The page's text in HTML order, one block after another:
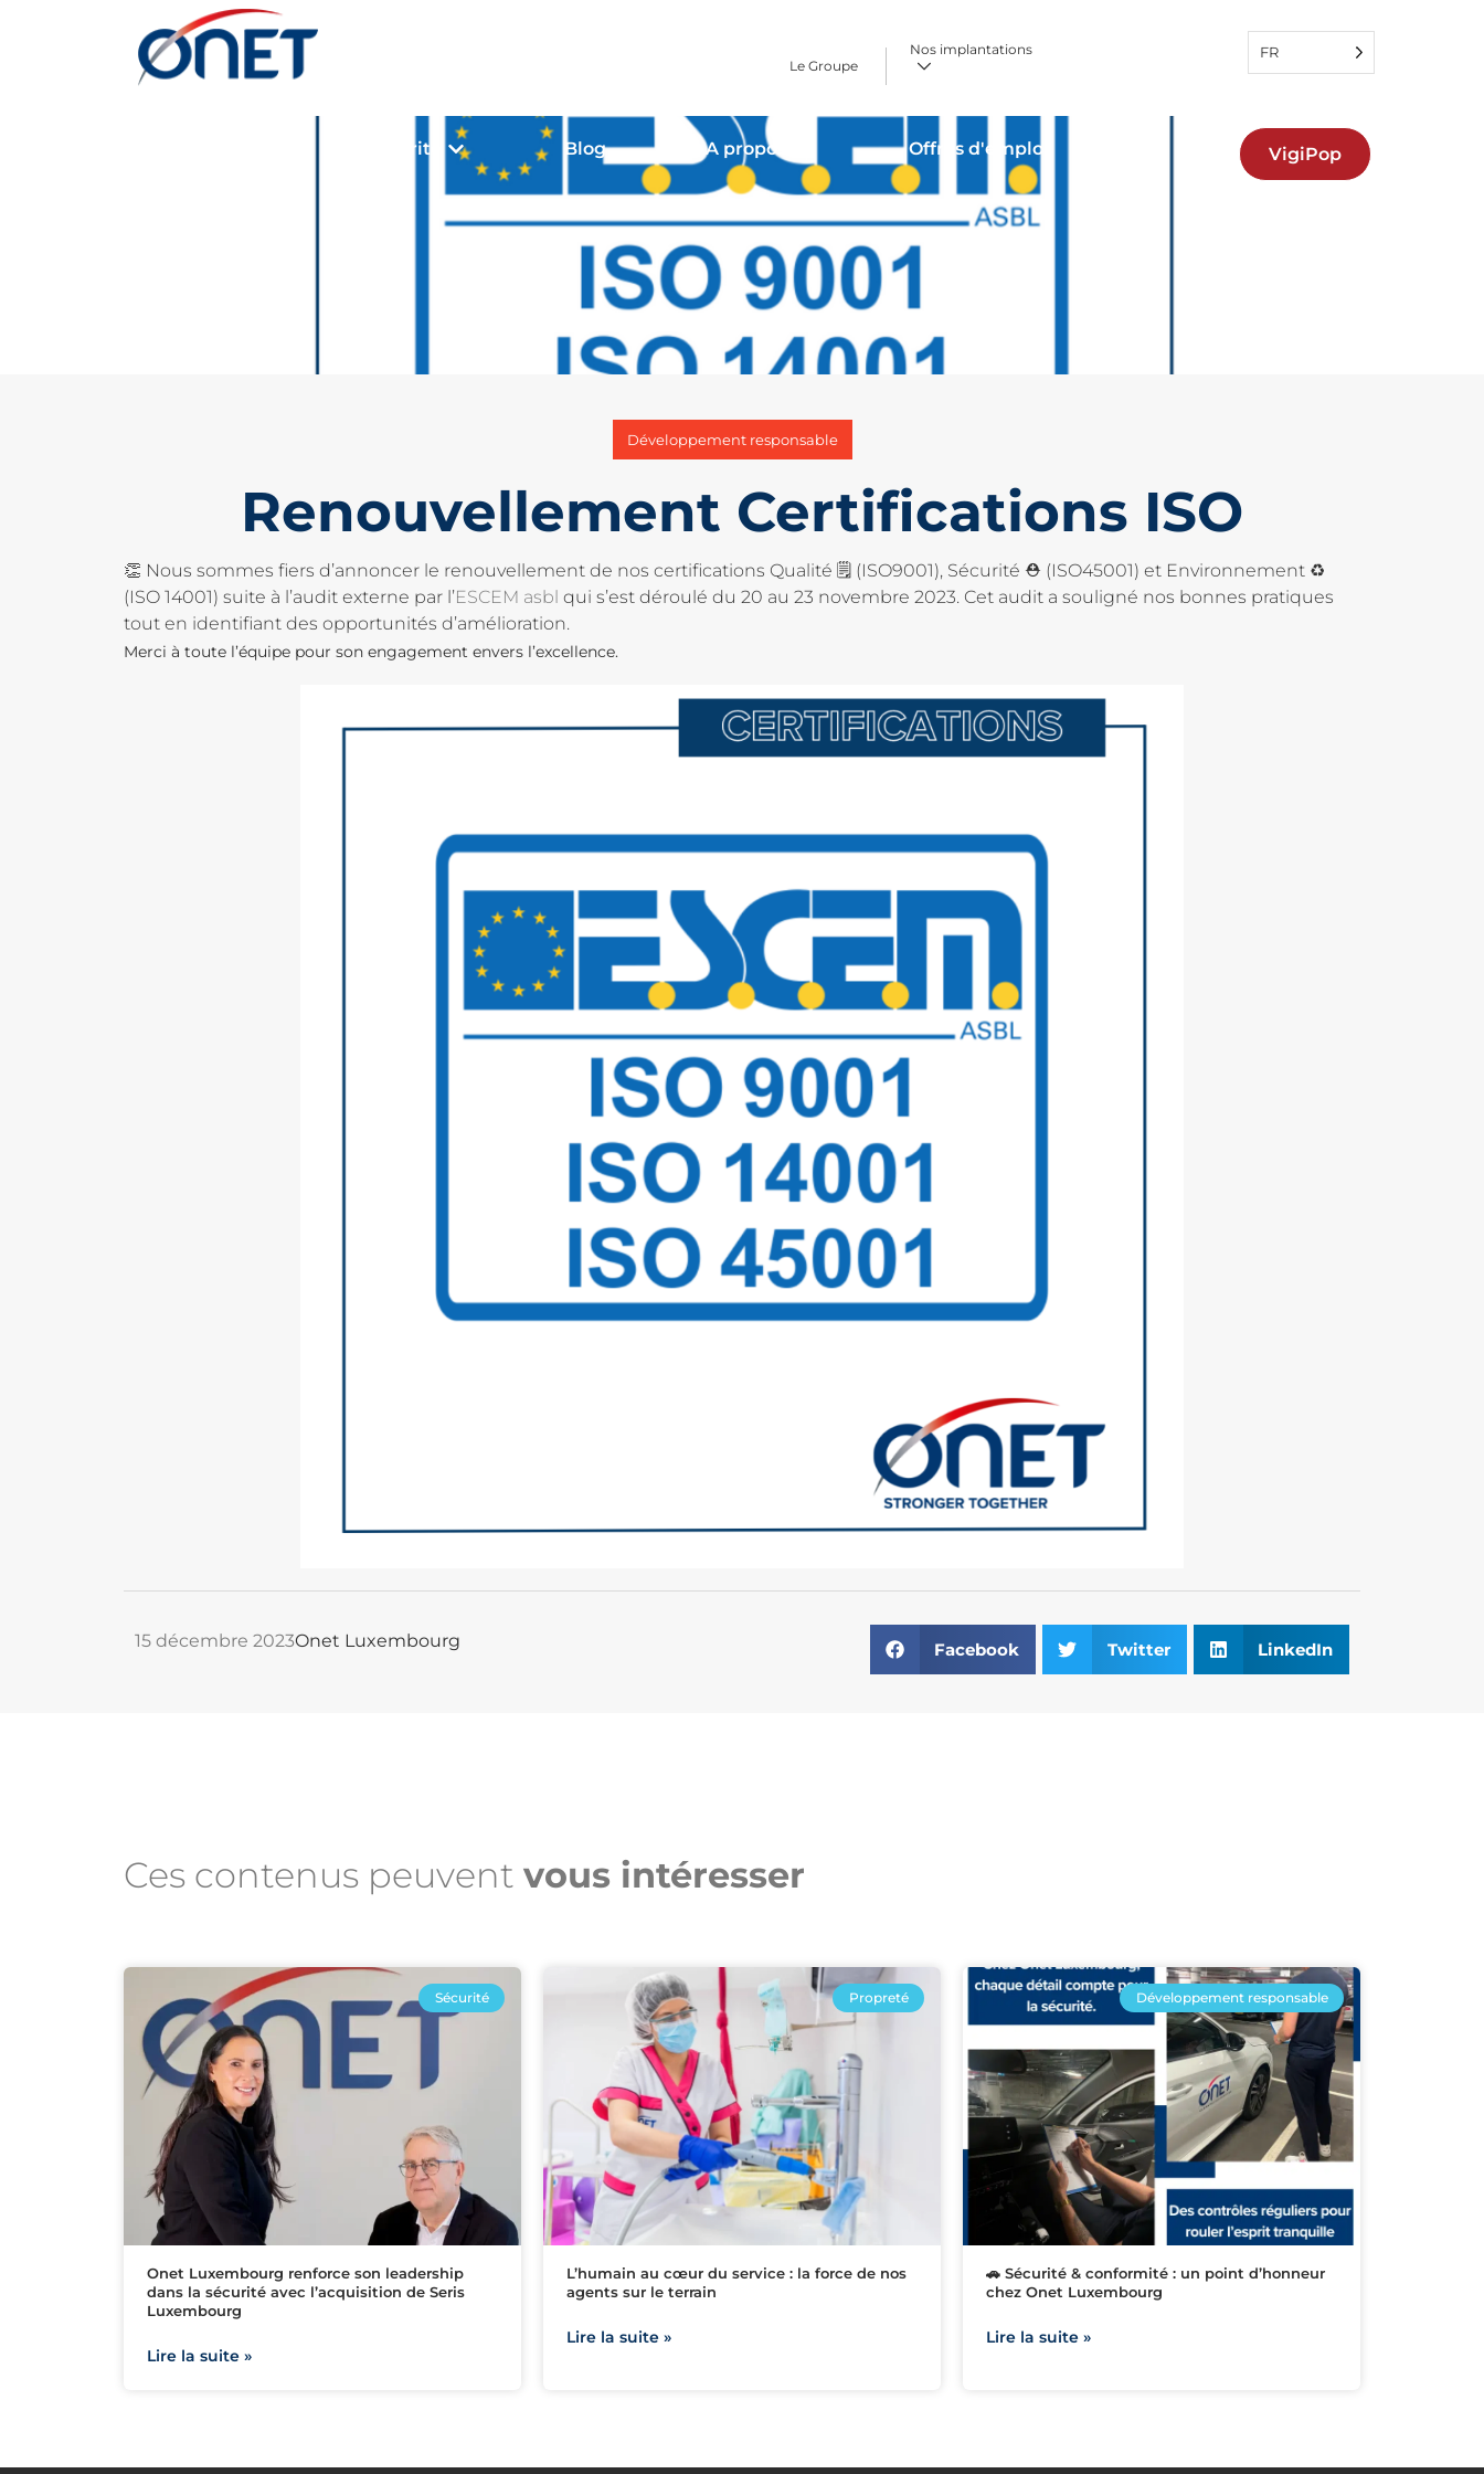
Le Groupe
Nos implantations FR
Sécurité Blog A propos Offres d'emploi VigiPop
Développement responsable
Renouvellement Certifications ISO
👏 Nous sommes fiers d’annoncer le renouvellement de nos certifications Qualité 🗒 (ISO9001), Sécurité ⛑ (ISO45001) et Environnement ♻
(ISO 14001) suite à l’audit externe par l’ESCEM asbl qui s’est déroulé du 20 au 23 novembre 2023. Cet audit a souligné nos bonnes pratiques
tout en identifiant des opportunités d’amélioration.
Merci à toute l’équipe pour son engagement envers l’excellence.
15 décembre 2023Onet Luxembourg Facebook Twitter LinkedIn
Ces contenus peuvent vous intéresser​
Sécurité
Onet Luxembourg renforce son leadership
dans la sécurité avec l’acquisition de Seris
Luxembourg
Lire la suite »
Propreté
L’humain au cœur du service : la force de nos
agents sur le terrain
Lire la suite »
Développement responsable
🚗 Sécurité & conformité : un point d’honneur
chez Onet Luxembourg
Lire la suite »